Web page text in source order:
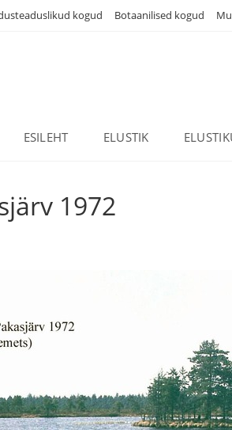
kogud Botaanilised kogud
ESILEHT ELUSTIK
1972